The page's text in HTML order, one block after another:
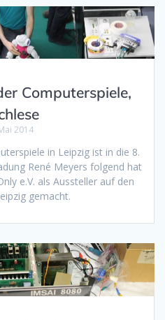
Computerspiele,
2014
in Leipzig ist in die 8.
René Meyers folgend hat
e.V. als Aussteller auf den
gemacht.